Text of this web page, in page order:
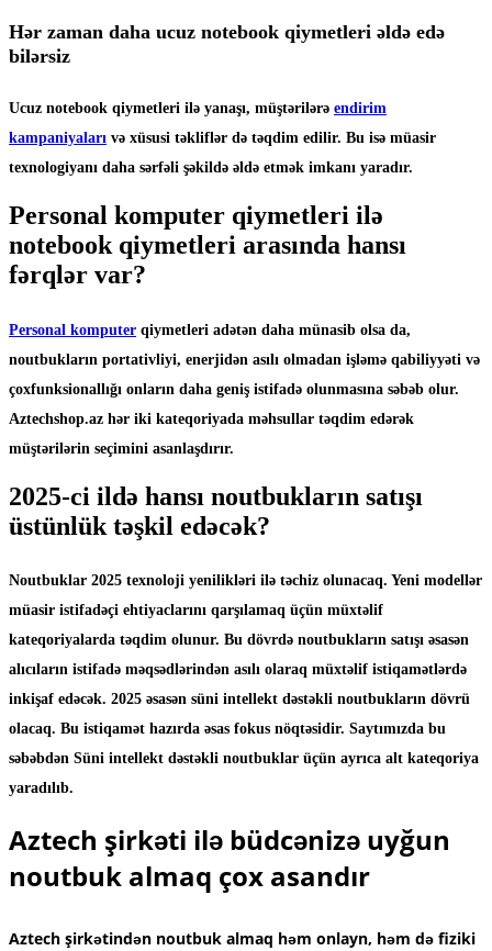
Hər zaman daha ucuz notebook qiymetleri əldə edə
bilərsiz
Ucuz notebook qiymetleri ilə yanaşı, müştərilərə endirim
kampaniyaları və xüsusi təkliflər də təqdim edilir. Bu isə müasir
texnologiyanı daha sərfəli şəkildə əldə etmək imkanı yaradır.
Personal komputer qiymetleri ilə
notebook qiymetleri arasında hansı
fərqlər var?
Personal komputer qiymetleri adətən daha münasib olsa da,
noutbukların portativliyi, enerjidən asılı olmadan işləmə qabiliyyəti və
çoxfunksionallığı onların daha geniş istifadə olunmasına səbəb olur.
Aztechshop.az hər iki kateqoriyada məhsullar təqdim edərək
müştərilərin seçimini asanlaşdırır.
2025-ci ildə hansı noutbukların satışı
üstünlük təşkil edəcək?
Noutbuklar 2025 texnoloji yenilikləri ilə təchiz olunacaq. Yeni modellər
müasir istifadəçi ehtiyaclarını qarşılamaq üçün müxtəlif
kateqoriyalarda təqdim olunur. Bu dövrdə noutbukların satışı əsasən
alıcıların istifadə məqsədlərindən asılı olaraq müxtəlif istiqamətlərdə
inkişaf edəcək. 2025 əsasən süni intellekt dəstəkli noutbukların dövrü
olacaq. Bu istiqamət hazırda əsas fokus nöqtəsidir. Saytımızda bu
səbəbdən Süni intellekt dəstəkli noutbuklar üçün ayrıca alt kateqoriya
yaradılıb.
Aztech şirkəti ilə büdcənizə uyğun
noutbuk almaq çox asandır
Aztech şirkətindən noutbuk almaq həm onlayn, həm də fiziki